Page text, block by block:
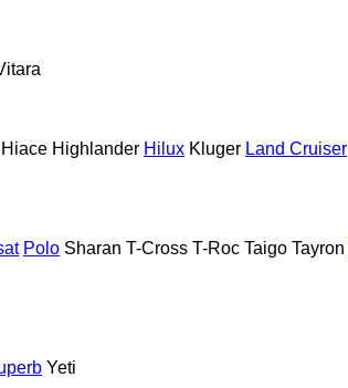
Hiace Highlander Hilux Kluger Land Cruiser
Polo Sharan T-Cross T-Roc Taigo Tayron
Yeti